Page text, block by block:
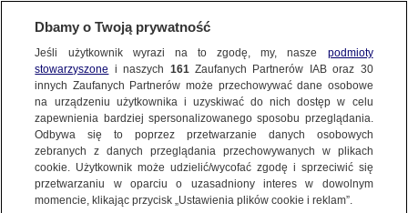
KONTAKT24
Wyślij Materiał
WYŚLIJ MATERIAŁ
NAJNOWSZE
Dzień dobry!
Jedno konto do wszystkich usług
Dbamy o Twoją prywatność
Jeśli użytkownik wyrazi na to zgodę, my, nasze podmioty
stowarzyszone i naszych 161Zaufanych Partnerów IAB oraz 30
innych Zaufanych Partnerów może przechowywać dane osobowe
na urządzeniu użytkownika i uzyskiwać do nich dostęp w celu
zapewnienia bardziej spersonalizowanego sposobu przeglądania.
Odbywa się to poprzez przetwarzanie danych osobowych
zebranych z danych przeglądania przechowywanych w plikach
cookie. Użytkownik może udzielić/wycofać zgodę i sprzeciwić się
przetwarzaniu w oparciu o uzasadniony interes w dowolnym
momencie, klikając przycisk „Ustawienia plików cookie i reklam”.